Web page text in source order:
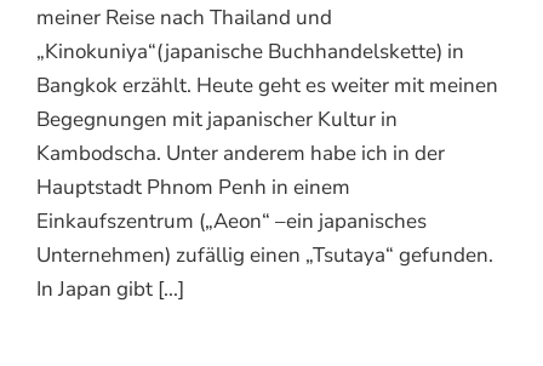
meiner Reise nach Thailand und
„Kinokuniya“(japanische Buchhandelskette) in
Bangkok erzählt. Heute geht es weiter mit meinen
Begegnungen mit japanischer Kultur in
Kambodscha. Unter anderem habe ich in der
Hauptstadt Phnom Penh in einem
Einkaufszentrum („Aeon“ –ein japanisches
Unternehmen) zufällig einen „Tsutaya“ gefunden.
In Japan gibt [...]